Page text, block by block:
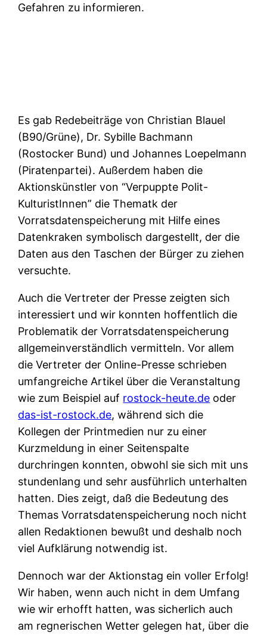
Gefahren zu informieren.
Es gab Redebeiträge von Christian Blauel
(B90/Grüne), Dr. Sybille Bachmann
(Rostocker Bund) und Johannes Loepelmann
(Piratenpartei). Außerdem haben die
Aktionskünstler von “Verpuppte Polit-
KulturistInnen” die Thematk der
Vorratsdatenspeicherung mit Hilfe eines
Datenkraken symbolisch dargestellt, der die
Daten aus den Taschen der Bürger zu ziehen
versuchte.
Auch die Vertreter der Presse zeigten sich
interessiert und wir konnten hoffentlich die
Problematik der Vorratsdatenspeicherung
allgemeinverständlich vermitteln. Vor allem
die Vertreter der Online-Presse schrieben
umfangreiche Artikel über die Veranstaltung
wie zum Beispiel auf rostock-heute.de oder
das-ist-rostock.de, während sich die
Kollegen der Printmedien nur zu einer
Kurzmeldung in einer Seitenspalte
durchringen konnten, obwohl sie sich mit uns
stundenlang und sehr ausführlich unterhalten
hatten. Dies zeigt, daß die Bedeutung des
Themas Vorratsdatenspeicherung noch nicht
allen Redaktionen bewußt und deshalb noch
viel Aufklärung notwendig ist.
Dennoch war der Aktionstag ein voller Erfolg!
Wir haben, wenn auch nicht in dem Umfang
wie wir erhofft hatten, was sicherlich auch
am regnerischen Wetter gelegen hat, über die